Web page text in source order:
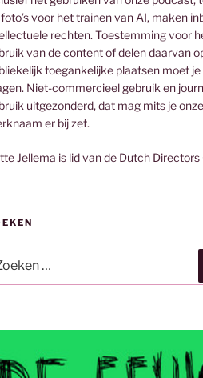
voor het trainen van AI, maken
rechten. Toestemming voor
van de content of delen daarvan
toegankelijke plaatsen moet je
Niet-commercieel gebruik en
uitgezonderd, dat mag mits je onze
er bij zet.
Jellema is lid van de Dutch Directors